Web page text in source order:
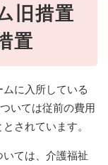
旧措置
置
に入所している
いては従前の費用
されています。
ては、介護福祉